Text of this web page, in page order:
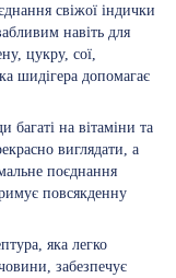
свіжої індички
навіть для
цукру, сої,
шидігера допомагає
багаті на вітаміни та
виглядати, а
поєднання
повсякденну
яка легко
забезпечує